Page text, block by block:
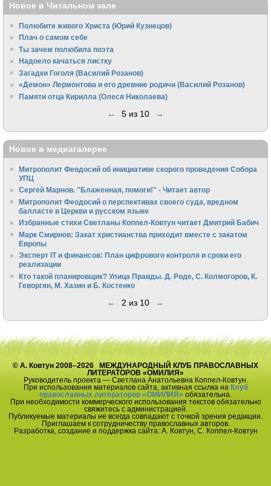
Новое в Читальном зале
Полюбите живого Христа (Юрий Кузнецов)
Плач о самом себе
Ты зачем полюбила поэта
Надоело качаться листку
Загадки Гоголя (Василий Розанов)
«Демон» Лермонтова и его древние родичи (Василий Розанов)
Памяти отца Кирилла (Олеся Николаева)
← 5 из 10 →
Новое в медиагалерее
Митрополит Феодосий об инициативе скорого проведения Собора
УПЦ
Сергей Марнов. "Блаженная, помоги!" - Читает автор
Митрополит Феодосий о перспективах своего суда, вредном
балласте в Церкви и русском языке
Избранные стихи Светланы Коппел-Ковтун читает Дмитрий Бабич
Марк Смирнов: Закат христианства приходит вместе с закатом
Европы
Эксперт IT и финансов: План цифрового контроля и сроки его
реализации
Кто такой планировщик? Улица Правды. Д. Роде, С. Колмогоров, К.
Геворгян, М. Хазин и Б. Костенко
← 2 из 10 →
© А. Ковтун 2008–2026 МЕЖДУНАРОДНЫЙ КЛУБ ПРАВОСЛАВНЫХ
ЛИТЕРАТОРОВ «ОМИЛИЯ»
Руководитель проекта — Светлана Анатольевна Коппел-Ковтун.
При использования материалов сайта, активная ссылка на Клуб
православных литераторов «ОМИЛИЯ» обязательна.
При необходимости коммерческого использования текстов обязательно
свяжитесь с администрацией.
Публикуемые материалы не всегда совпадают с точкой зрения редакции.
Приглашаем к сотрудничеству православных авторов.
Разработка, создание и поддержка сайта: А. Ковтун, С. Коппел-Ковтун